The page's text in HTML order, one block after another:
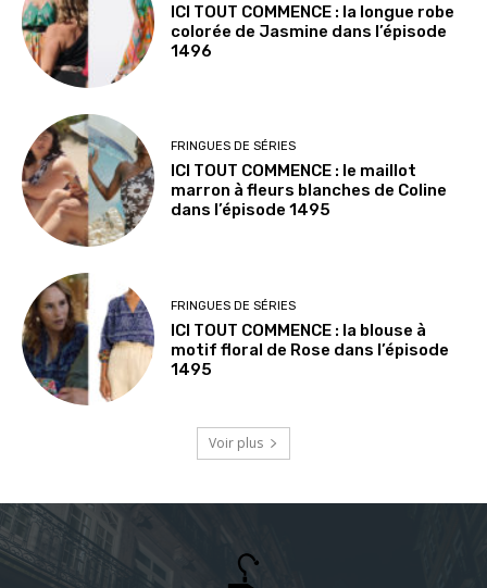
ICI TOUT COMMENCE : la longue robe
colorée de Jasmine dans l’épisode
1496
FRINGUES DE SÉRIES
ICI TOUT COMMENCE : le maillot
marron à fleurs blanches de Coline
dans l’épisode 1495
FRINGUES DE SÉRIES
ICI TOUT COMMENCE : la blouse à
motif floral de Rose dans l’épisode
1495
Voir plus